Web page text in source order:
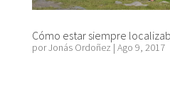
Cómo estar siempre
porJonás Ordoñez | Ago 9, 2017